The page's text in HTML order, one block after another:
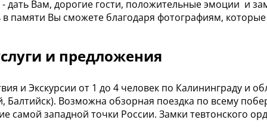
дать Вам, дорогие гости, положительные эмоции и
в памяти Вы сможете благодаря фотографиям,
и предложения
и Экскурсии от 1 до 4 человек по Калининграду и
Балтийск). Возможна обзорная поездка по всему
самой западной точки России. Замки тевтонского